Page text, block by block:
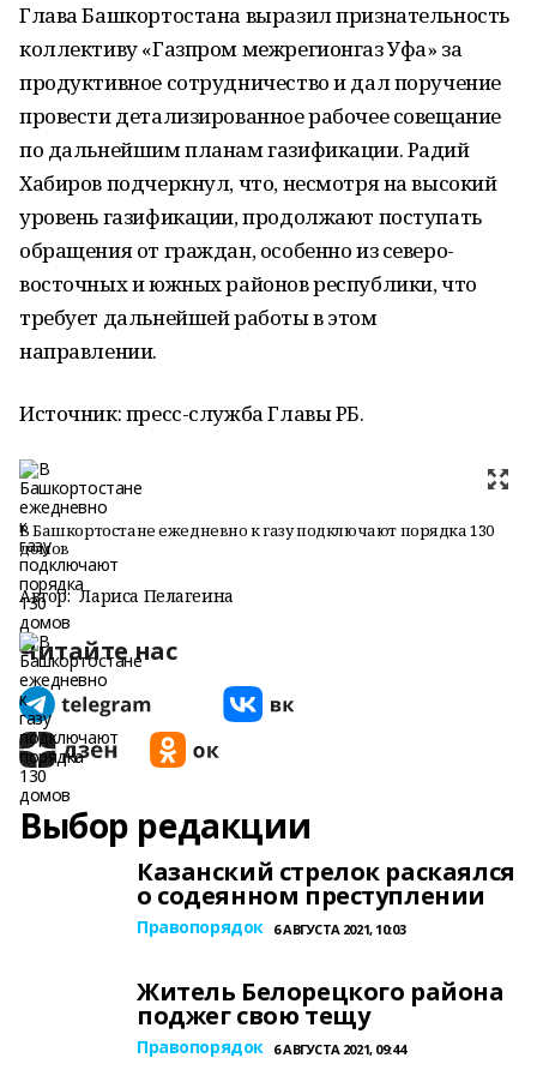
Глава Башкортостана выразил признательность
коллективу «Газпром межрегионгаз Уфа» за
продуктивное сотрудничество и дал поручение
провести детализированное рабочее совещание
по дальнейшим планам газификации. Радий
Хабиров подчеркнул, что, несмотря на высокий
уровень газификации, продолжают поступать
обращения от граждан, особенно из северо-
восточных и южных районов республики, что
требует дальнейшей работы в этом
направлении.
Источник: пресс-служба Главы РБ.
В Башкортостане ежедневно к газу подключают порядка 130
домов
Автор: Лариса Пелагеина
Читайте нас
Выбор редакции
Казанский стрелок раскаялся
о содеянном преступлении
Правопорядок 6 АВГУСТА 2021, 10:03
Житель Белорецкого района
поджег свою тещу
Правопорядок 6 АВГУСТА 2021, 09:44